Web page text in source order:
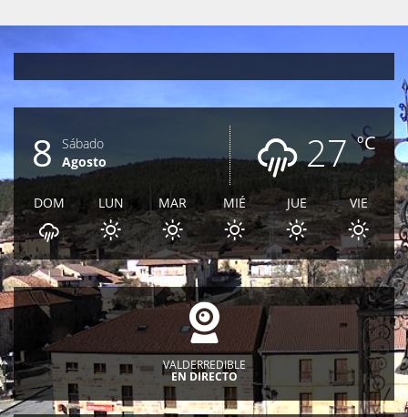
ºC
27
8
Sábado
Agosto
DOM LUN MAR MIÉ JUE VIE
VALDERREDIBLE
EN DIRECTO